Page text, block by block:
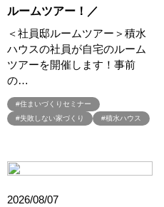
#スウェーデンハウス ＃完成内覧会
#スウェーデンハウスの分譲住宅
#スキップフロアー #スタイリッ
#スペシャルイベント #スマホで
#セキュ
#セミオーダー #セミオーダー住宅
#セレクトプレミアム #ソーラー
#ダイワハウスインスタグラム #
#デザイナーズハウス #デザイナ
ルームツアー！／
＜社員邸ルームツアー＞積水
ハウスの社員が自宅のルーム
ツアーを開催します！事前
の…
#住まいづくりセミナー
#失敗しない家づくり
#積水ハウス
2026/08/07